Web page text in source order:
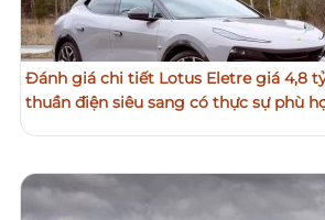
Đánh giá chi tiết Lotus Eletre giá 4,8
thuần điện siêu sang có thực sự phù